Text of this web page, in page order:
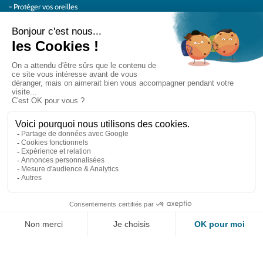
votre audition
Trouvez
votre centre
Protéger vos oreilles
Actualités Audilab
Pour les pros
Le réseau Audilab
Notre histoire – Nos valeurs
Le choix de la qualité
Le Comité Scientifique Audilab
Nos partenaires
On parle de nous
Rejoignez le réseau Audilab
Contactez-nous